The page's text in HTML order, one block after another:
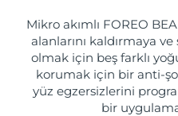
Mikro akımlı FOREO
alanlarını kaldırmaya
olmak için beş farklı
korumak için bir anti-
yüz egzersizlerini
bir